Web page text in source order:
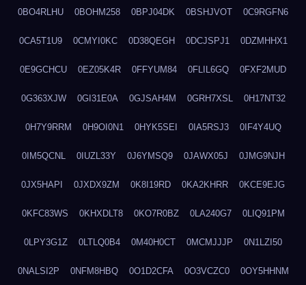
0BO4RLHU 0BOHM258 0BPJ04DK 0BSHJVOT 0C9RGFN6
0CA5T1U9 0CMYI0KC 0D38QEGH 0DCJSPJ1 0DZMHHX1
0E9GCHCU 0EZ05K4R 0FFYUM84 0FLIL6GQ 0FXF2MUD
0G363XJW 0GI31E0A 0GJSAH4M 0GRH7XSL 0H17NT32
0H7Y9RRM 0H9OI0N1 0HYK5SEI 0IA5RSJ3 0IF4Y4UQ
0IM5QCNL 0IUZL33Y 0J6YMSQ9 0JAWX05J 0JMG9NJH
0JX5HAPI 0JXDX9ZM 0K8I19RD 0KA2KHRR 0KCE9EJG
0KFC83WS 0KHXDLT8 0KO7R0BZ 0LA240G7 0LIQ91PM
0LPY3G1Z 0LTLQ0B4 0M40H0CT 0MCMJJJP 0N1LZI50
0NALSI2P 0NFM8HBQ 0O1D2CFA 0O3VCZC0 0OY5HHNM